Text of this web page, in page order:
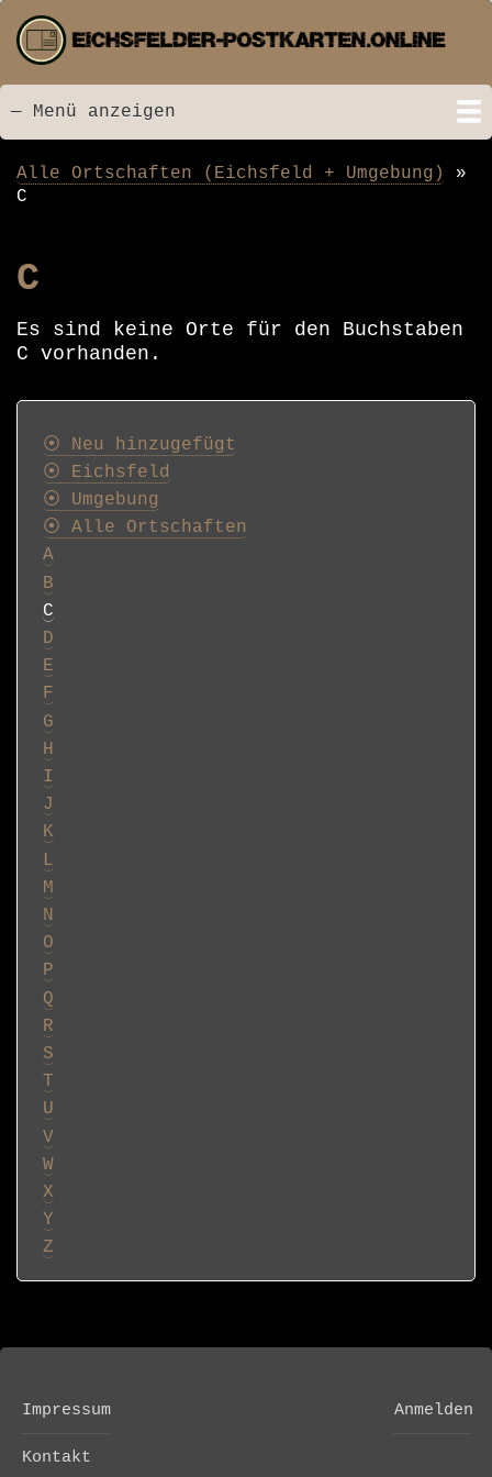
zum
Inhalt
Menü
— Menü anzeigen
Startseite
Neu hinzugefügt
Postkarten
Bildarchiv
Videos
Suche
Kontakt
Links
Spende
Pfadnavigation
Alle Ortschaften (Eichsfeld + Umgebung)
C
C
Es sind keine Orte für den Buchstaben
C vorhanden.
Postkarten
⦿ Neu hinzugefügt
⦿ Eichsfeld
⦿ Umgebung
⦿ Alle Ortschaften
A
B
C
D
E
F
G
H
I
J
K
L
M
N
O
P
Q
R
S
T
U
V
W
X
Y
Z
FOOTER
Impressum
Kontakt
USER
Anmelden